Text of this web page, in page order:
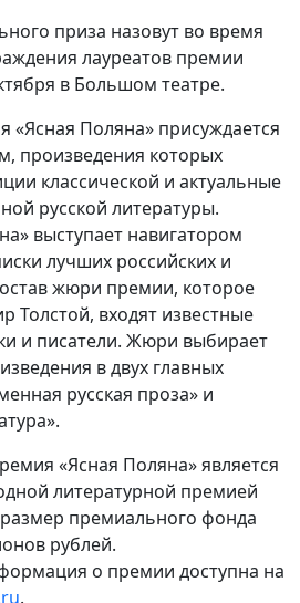
приза назовут во время
лауреатов премии
в Большом театре.
«Ясная Поляна» присуждается
произведения которых
классической и актуальные
русской литературы.
выступает навигатором
лучших российских и
жюри премии, которое
Толстой, входят известные
и писатели. Жюри выбирает
в двух главных
русская проза» и
«Ясная Поляна» является
литературной премией
премиального фонда
рублей.
о премии доступна на
.